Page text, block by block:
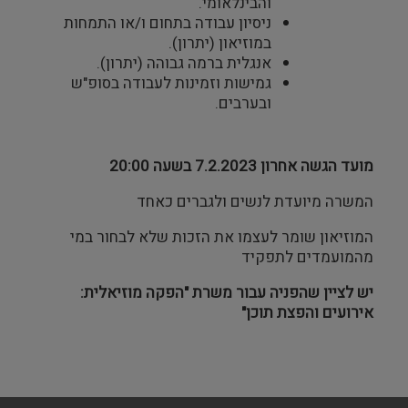
ניסיון עבודה בתחום ו/או התמחות
במוזיאון (יתרון).
אנגלית ברמה גבוהה (יתרון).
גמישות וזמינות לעבודה בסופ"ש
ובערבים.
מועד הגשה אחרון 7.2.2023 בשעה 20:00
המשרה מיועדת לנשים ולגברים כאחד
המוזיאון שומר לעצמו את הזכות שלא לבחור במי
מהמועמדים לתפקיד
יש לציין שהפניה עבור משרת "הפקה מוזיאלית:
אירועים והפצת תוכן"